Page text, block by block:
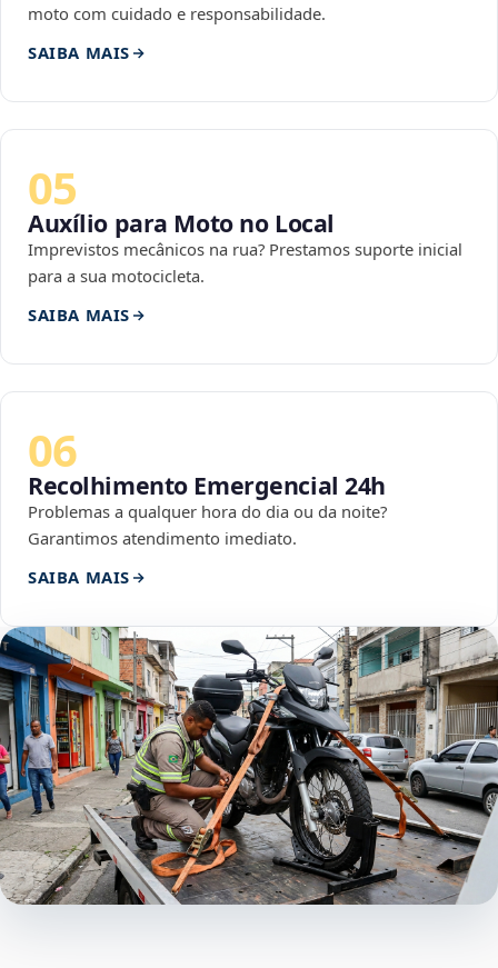
moto com cuidado e responsabilidade.
SAIBA MAIS
05
Auxílio para Moto no Local
Imprevistos mecânicos na rua? Prestamos suporte inicial
para a sua motocicleta.
SAIBA MAIS
06
Recolhimento Emergencial 24h
Problemas a qualquer hora do dia ou da noite?
Garantimos atendimento imediato.
SAIBA MAIS